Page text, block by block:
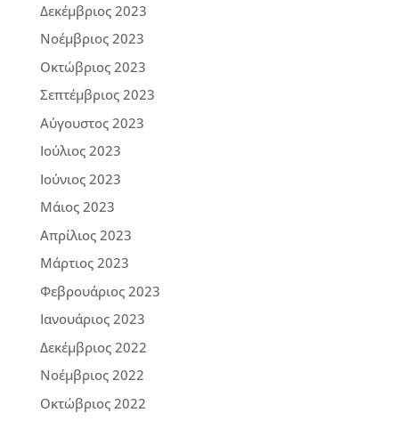
Δεκέμβριος 2023
Νοέμβριος 2023
Οκτώβριος 2023
Σεπτέμβριος 2023
Αύγουστος 2023
Ιούλιος 2023
Ιούνιος 2023
Μάιος 2023
Απρίλιος 2023
Μάρτιος 2023
Φεβρουάριος 2023
Ιανουάριος 2023
Δεκέμβριος 2022
Νοέμβριος 2022
Οκτώβριος 2022